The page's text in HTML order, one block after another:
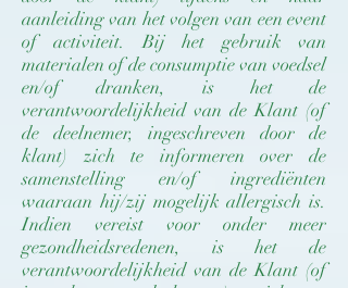
aanleiding van het volgen van een event
of activiteit. Bij het gebruik van
materialen of de consumptie van voedsel
en/of dranken, is het de
verantwoordelijkheid van de Klant (of
de deelnemer, ingeschreven door de
klant) zich te informeren over de
samenstelling en/of ingrediënten
waaraan hij/zij mogelijk allergisch is.
Indien vereist voor onder meer
gezondheidsredenen, is het de
verantwoordelijkheid van de Klant (of